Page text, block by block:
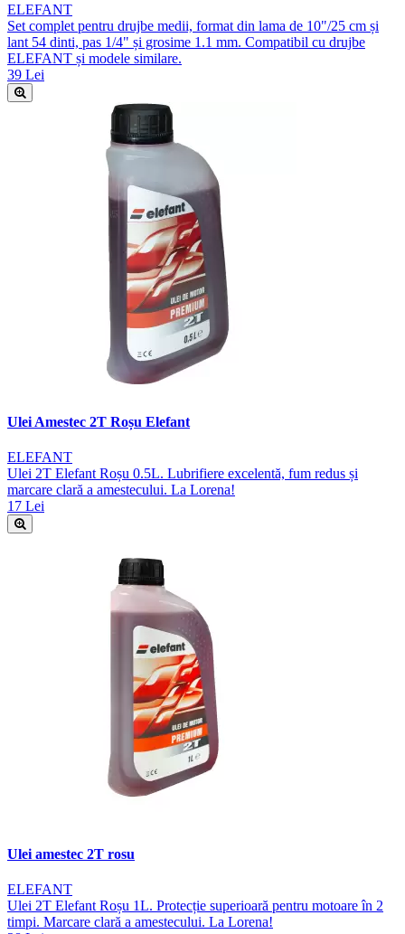
ELEFANT
Set complet pentru drujbe medii, format din lama de 10"/25 cm și
lant 54 dinti, pas 1/4" și grosime 1.1 mm. Compatibil cu drujbe
ELEFANT și modele similare.
39 Lei
Ulei Amestec 2T Roșu Elefant
ELEFANT
Ulei 2T Elefant Roșu 0.5L. Lubrifiere excelentă, fum redus și
marcare clară a amestecului. La Lorena!
17 Lei
Ulei amestec 2T rosu
ELEFANT
Ulei 2T Elefant Roșu 1L. Protecție superioară pentru motoare în 2
timpi. Marcare clară a amestecului. La Lorena!